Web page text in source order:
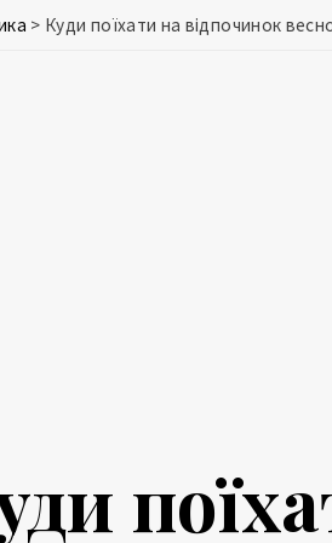
> Куди поїхати на відпочинок